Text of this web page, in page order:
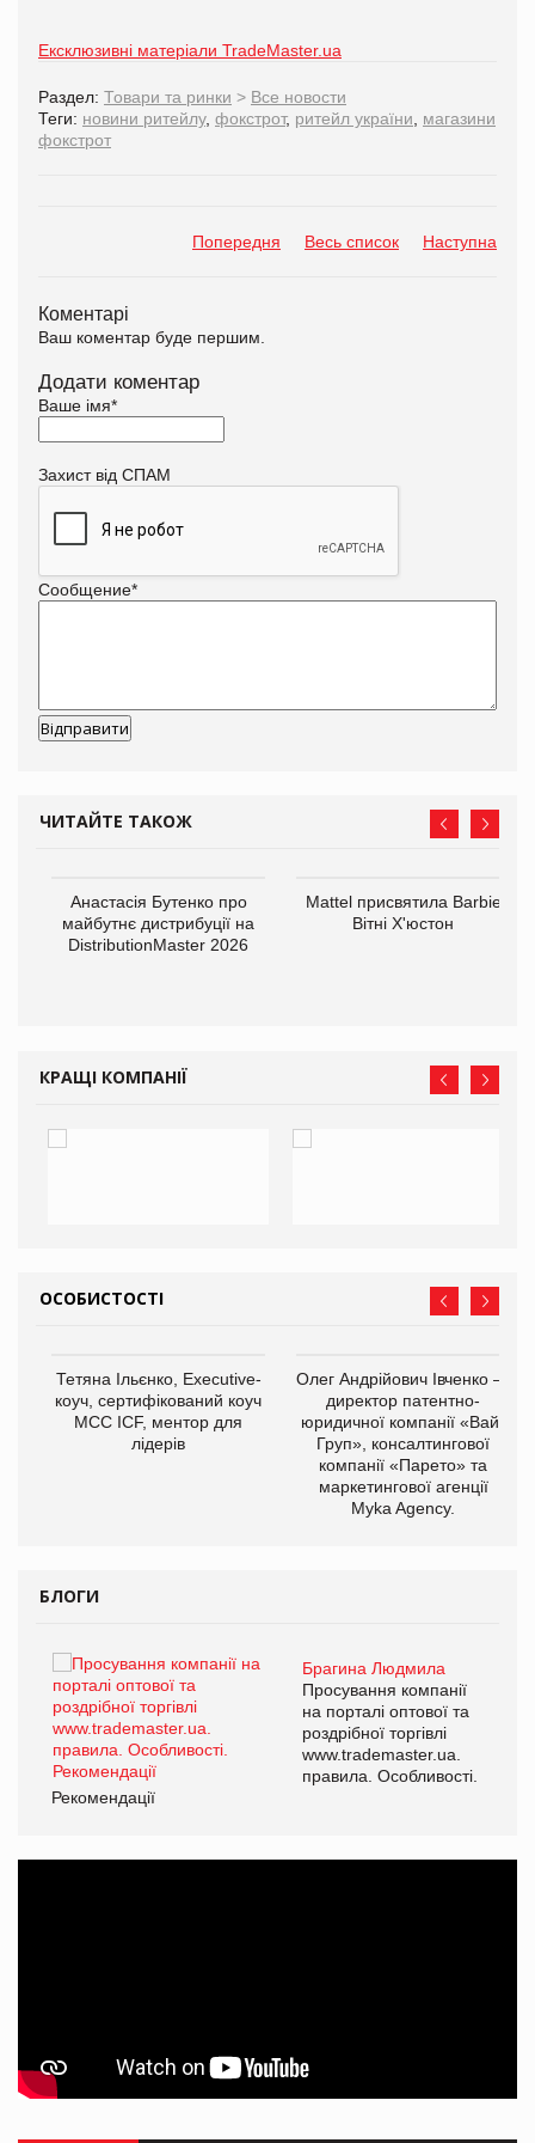
Ексклюзивні матеріали TradeMaster.ua
Раздел: Товари та ринки > Все новости
Теги: новини ритейлу, фокстрот, ритейл україни
магазини
фокстрот
Попередня Весь список Наступна
Коментарі
Ваш коментар буде першим.
Додати коментар
Ваше імя*
Захист від СПАМ
Сообщение*
ЧИТАЙТЕ ТАКОЖ
Анастасія Бутенко про
майбутнє дистрибуції на
DistributionMaster 2026
Mattel присвятила Barbie
Вітні Х'юстон
КРАЩІ КОМПАНІЇ
ОСОБИСТОСТІ
Тетяна Ільєнко, Executive-
коуч, сертифікований коуч
МСС ICF, ментор для
лідерів
Олег Андрійович Івченко —
директор патентно-
юридичної компанії «Вайз
Груп», консалтингової
компанії «Парето» та
маркетингової агенції
Myka Agency.
БЛОГИ
Брагина Людмила
Просування компанії
на порталі оптової та
роздрібної торгівлі
www.trademaster.ua.
правила. Особливості.
Рекомендації